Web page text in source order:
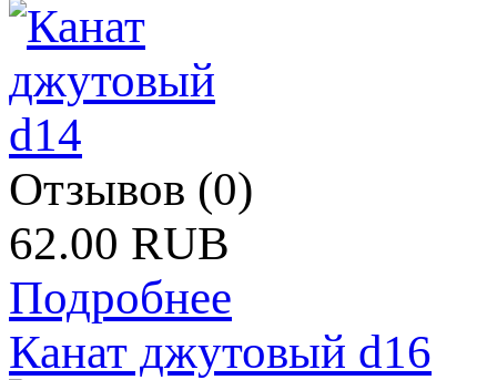
Отзывов (0)
62.00 RUB
Подробнее
Канат джутовый d16